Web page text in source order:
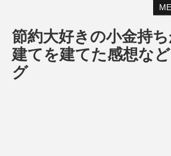
節約大好きの小金持
建てを建てた感想な
グ